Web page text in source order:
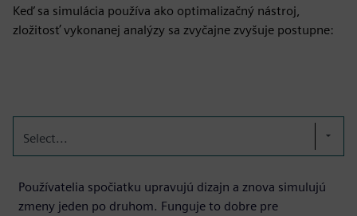
Keď sa simulácia používa ako optimalizačný nástroj,
zložitosť vykonanej analýzy sa zvyčajne zvyšuje postupne:
Select...
Používatelia spočiatku upravujú dizajn a znova simulujú
zmeny jeden po druhom. Funguje to dobre pre